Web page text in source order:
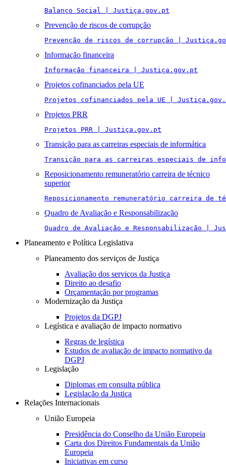
Balanço Social | Justiça.gov.pt
Prevenção de riscos de corrupção
Prevenção de riscos de corrupção |
Informação financeira
Informação financeira | Justiça.gov.pt
Projetos cofinanciados pela UE
Projetos cofinanciados pela UE |
Projetos PRR
Projetos PRR | Justiça.gov.pt
Transição para as carreiras especiais de informática
Transição para as carreiras especiais de
Reposicionamento remuneratório carreira de técnico
superior
Reposicionamento remuneratório carreira
Quadro de Avaliação e Responsabilização
Quadro de Avaliação e Responsabilização |
Planeamento e Política Legislativa
Planeamento dos serviços de Justiça
Avaliação dos serviços da Justiça
Direito ao desafio
Orçamentação por programas
Modernização da Justiça
Projetos da DGPJ
Legística e avaliação de impacto normativo
Regras de legística
Estudos de avaliação de impacto normativo da
DGPJ
Legislação
Diplomas em consulta pública
Legislação da Justiça
Relações Internacionais
União Europeia
Presidência do Conselho da União Europeia
Carta dos Direitos Fundamentais da União
Europeia
Iniciativas em curso